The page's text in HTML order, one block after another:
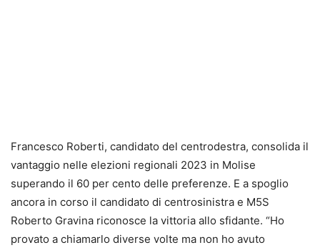
Francesco Roberti, candidato del centrodestra, consolida il
vantaggio nelle elezioni regionali 2023 in Molise
superando il 60 per cento delle preferenze. E a spoglio
ancora in corso il candidato di centrosinistra e M5S
Roberto Gravina riconosce la vittoria allo sfidante. “Ho
provato a chiamarlo diverse volte ma non ho avuto